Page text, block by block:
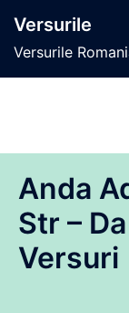
conținut
Versurile
Versurile
Anda
Str –
Versuri